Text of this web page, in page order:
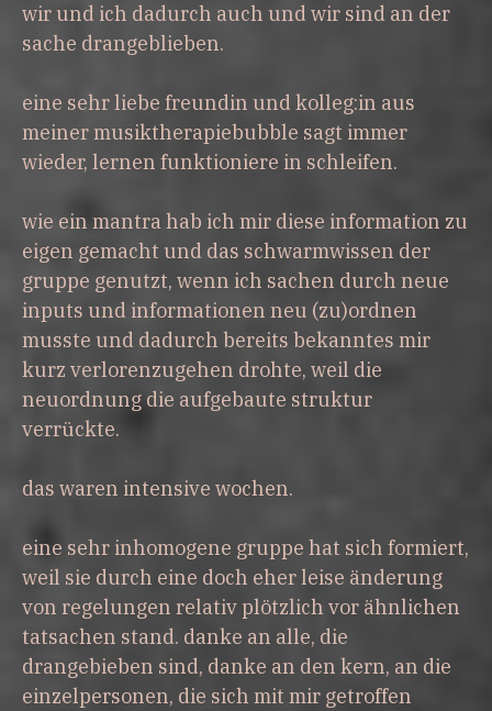
wir und ich dadurch auch und wir sind an der
sache drangeblieben.
eine sehr liebe freundin und kolleg:in aus
meiner musiktherapiebubble sagt immer
wieder, lernen funktioniere in schleifen.
wie ein mantra hab ich mir diese information zu
eigen gemacht und das schwarmwissen der
gruppe genutzt, wenn ich sachen durch neue
inputs und informationen neu (zu)ordnen
musste und dadurch bereits bekanntes mir
kurz verlorenzugehen drohte, weil die
neuordnung die aufgebaute struktur
verrückte.
das waren intensive wochen.
eine sehr inhomogene gruppe hat sich formiert,
weil sie durch eine doch eher leise änderung
von regelungen relativ plötzlich vor ähnlichen
tatsachen stand. danke an alle, die
drangebieben sind, danke an den kern, an die
einzelpersonen, die sich mit mir getroffen